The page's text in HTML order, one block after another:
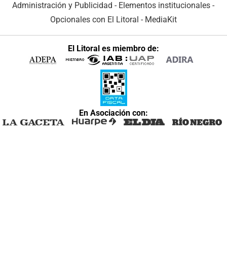
Administración y Publicidad - Elementos institucionales -
Opcionales con El Litoral - MediaKit
El Litoral es miembro de:
En Asociación con: